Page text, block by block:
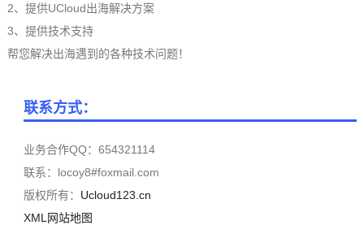
2、提供UCloud出海解决方案
3、提供技术支持
帮您解决出海遇到的各种技术问题！
联系方式：
业务合作QQ：654321114
联系：locoy8#foxmail.com
版权所有： Ucloud123.cn
XML网站地图